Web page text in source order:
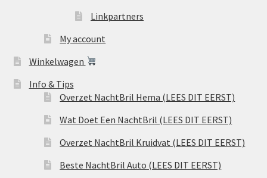
Linkpartners
My account
Winkelwagen
Info & Tips
Overzet NachtBril Hema (LEES DIT EERST)
Wat Doet Een NachtBril (LEES DIT EERST)
Overzet NachtBril Kruidvat (LEES DIT EERST)
Beste NachtBril Auto (LEES DIT EERST)